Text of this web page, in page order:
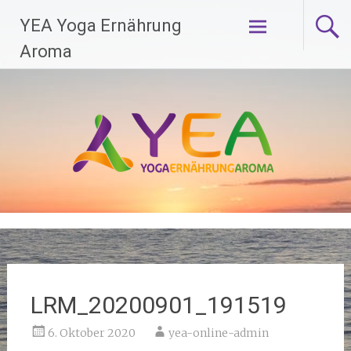
Inhalt
springen
YEA Yoga Ernährung
Aroma
LRM_20200901_191519
6. Oktober 2020 yea-online-admin